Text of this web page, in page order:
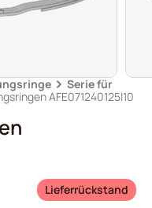
Serie für
AFE071240125I10
Lieferrückstand